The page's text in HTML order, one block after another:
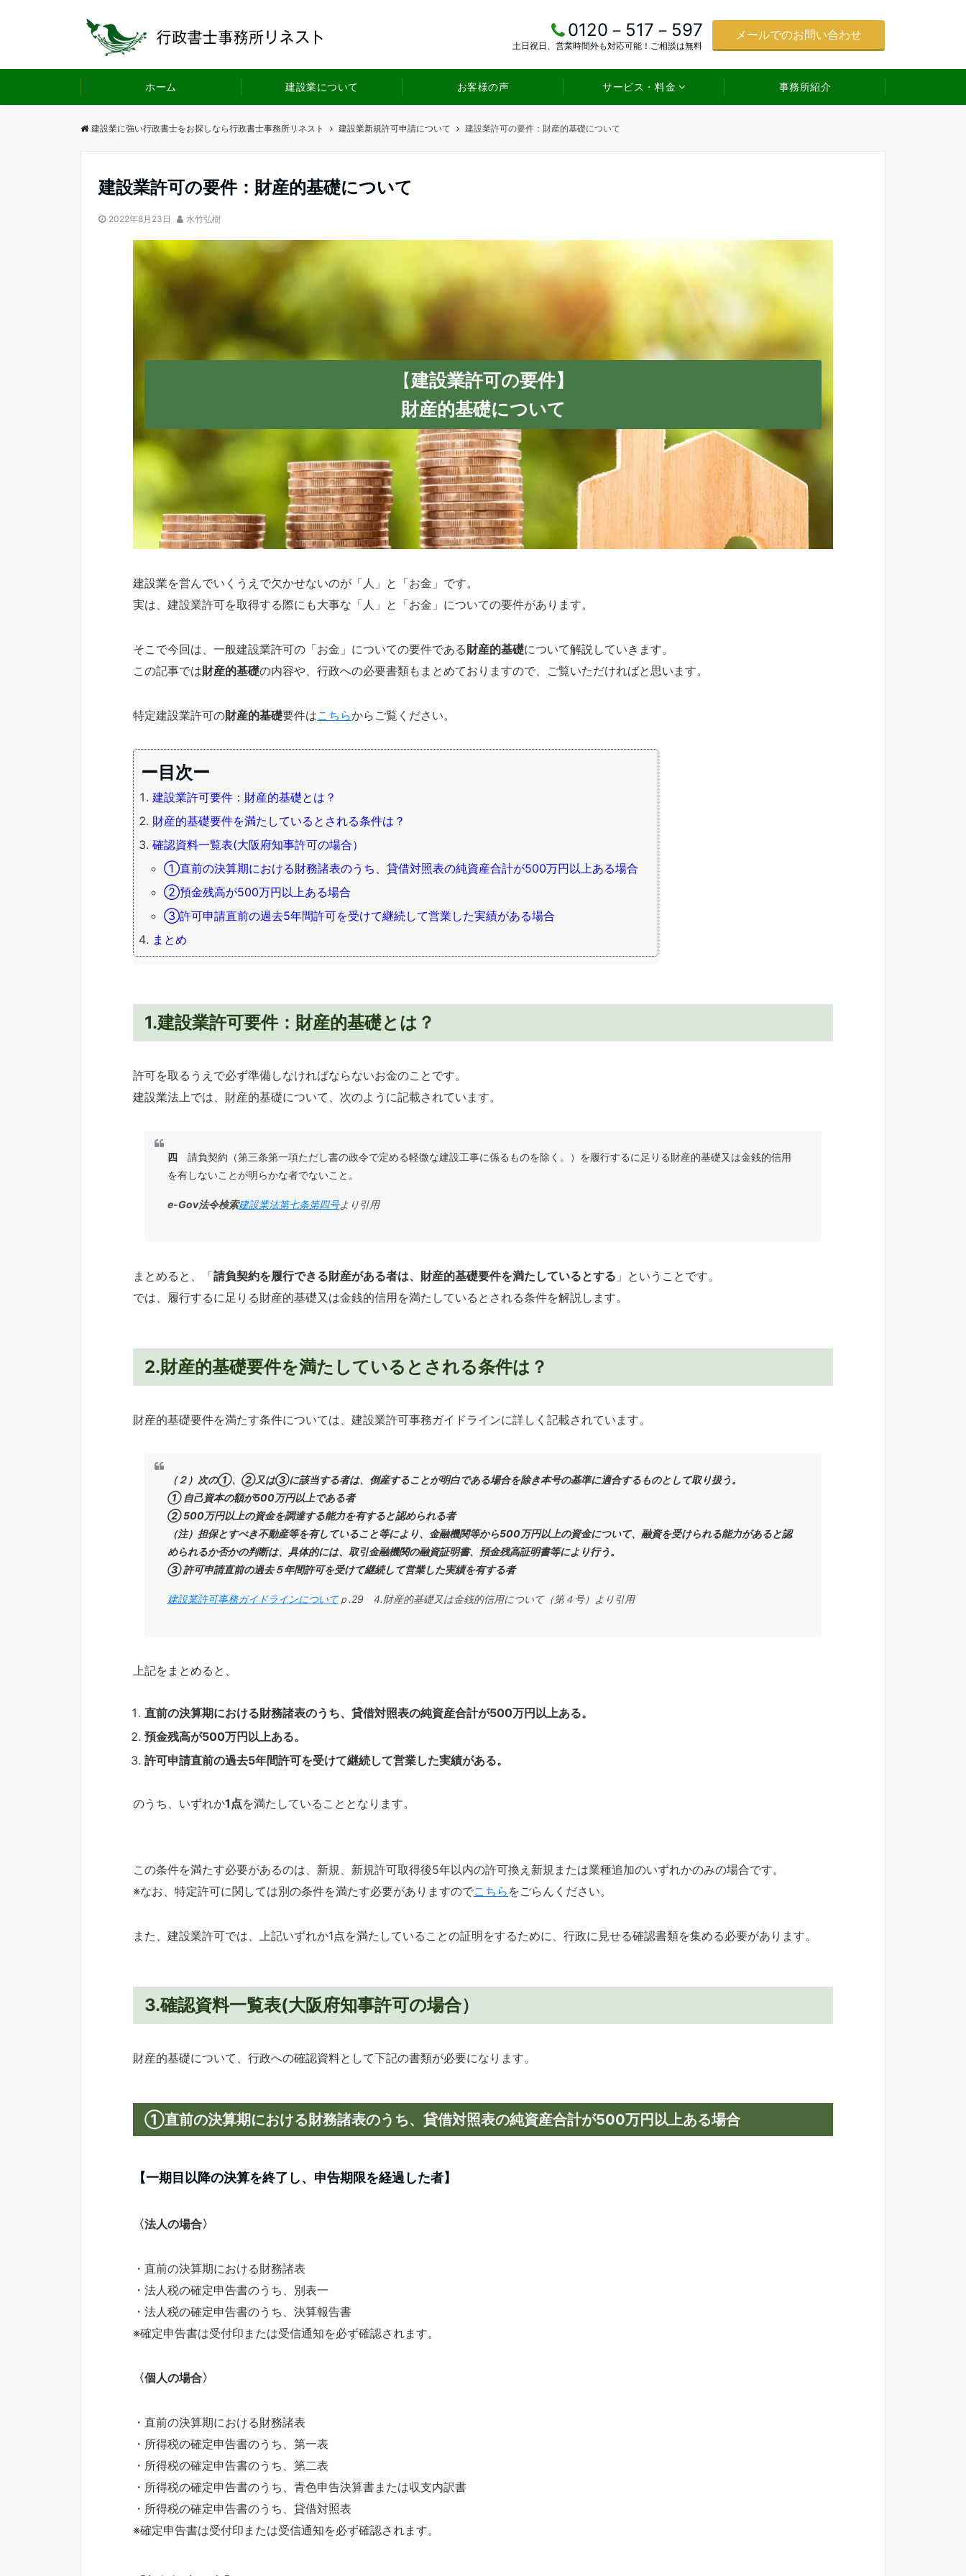
0120－517－597
土日祝日、営業時間外も対応可能！ご相談は無料
メールでのお問い合わせ
ホーム 建設業について お客様の声 サービス・料金 事務所紹介
建設業に強い行政書士をお探しなら行政書士事務所リネスト 建設業新規許可申請について 建設業許可の要件：財産的基礎について
建設業許可の要件：財産的基礎について
2022年8月23日 水竹弘樹
【建設業許可の要件】
財産的基礎について
建設業を営んでいくうえで欠かせないのが「人」と「お金」です。
実は、建設業許可を取得する際にも大事な「人」と「お金」についての要件があります。
そこで今回は、一般建設業許可の「お金」についての要件である財産的基礎について解説していきます。
この記事では財産的基礎の内容や、行政への必要書類もまとめておりますので、ご覧いただければと思います。
特定建設業許可の財産的基礎要件はこちらからご覧ください。
ー目次ー
建設業許可要件：財産的基礎とは？
財産的基礎要件を満たしているとされる条件は？
確認資料一覧表(大阪府知事許可の場合）
①直前の決算期における財務諸表のうち、貸借対照表の純資産合計が500万円以上ある場合
②預金残高が500万円以上ある場合
③許可申請直前の過去5年間許可を受けて継続して営業した実績がある場合
まとめ
1.建設業許可要件：財産的基礎とは？
許可を取るうえで必ず準備しなければならないお金のことです。
建設業法上では、財産的基礎について、次のように記載されています。
四 請負契約（第三条第一項ただし書の政令で定める軽微な建設工事に係るものを除く。）を履行するに足りる財産的基礎又は金銭的信用
を有しないことが明らかな者でないこと。
e-Gov法令検索建設業法第七条第四号より引用
まとめると、「請負契約を履行できる財産がある者は、財産的基礎要件を満たしているとする 」ということです。
では、履行するに足りる財産的基礎又は金銭的信用を満たしているとされる条件を解説します。
2.財産的基礎要件を満たしているとされる条件は？
財産的基礎要件を満たす条件については、建設業許可事務ガイドラインに詳しく記載されています。
（２）次の①、②又は③に該当する者は、倒産することが明白である場合を除き本号の基準に適合するものとして取り扱う。
① 自己資本の額が500万円以上である者
② 500万円以上の資金を調達する能力を有すると認められる者
（注）担保とすべき不動産等を有していること等により、金融機関等から500万円以上の資金について、融資を受けられる能力があると認
められるか否かの判断は、具体的には、取引金融機関の融資証明書、預金残高証明書等により行う。
③ 許可申請直前の過去５年間許可を受けて継続して営業した実績を有する者
建設業許可事務ガイドラインについてｐ.29 4.財産的基礎又は金銭的信用について（第４号）より引用
上記をまとめると、
直前の決算期における財務諸表のうち、貸借対照表の純資産合計が500万円以上ある。
預金残高が500万円以上ある。
許可申請直前の過去5年間許可を受けて継続して営業した実績がある。
のうち、いずれか1点を満たしていることとなります。
この条件を満たす必要があるのは、新規、新規許可取得後5年以内の許可換え新規または業種追加のいずれかのみの場合です。
※なお、特定許可に関しては別の条件を満たす必要がありますのでこち ら をごらんください。
また、建設業許可では、上記いずれか1点を満たしていることの証明をするために、行政に見せる確認書類を集める必要があります。
3.確認資料一覧表(大阪府知事許可の場合）
財産的基礎について、行政への確認資料として下記の書類が必要になります。
①直前の決算期における財務諸表のうち、貸借対照表の純資産合計が500万円以上ある場合
【一期目以降の決算を終了し、申告期限を経過した者】
〈法人の場合〉
・直前の決算期における財務諸表
・法人税の確定申告書のうち、別表一
・法人税の確定申告書のうち、決算報告書
※確定申告書は受付印または受信通知を必ず確認されます。
〈個人の場合〉
・直前の決算期における財務諸表
・所得税の確定申告書のうち、第一表
・所得税の確定申告書のうち、第二表
・所得税の確定申告書のうち、青色申告決算書または収支内訳書
・所得税の確定申告書のうち、貸借対照表
※確定申告書は受付印または受信通知を必ず確認されます。